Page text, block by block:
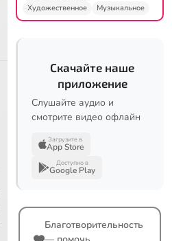
Художественное
Музыкальное
Скачайте наше
приложение
Слушайте аудио и
смотрите видео офлайн
Загрузите в
App Store
Доступно в
Google Play
Благотворительность